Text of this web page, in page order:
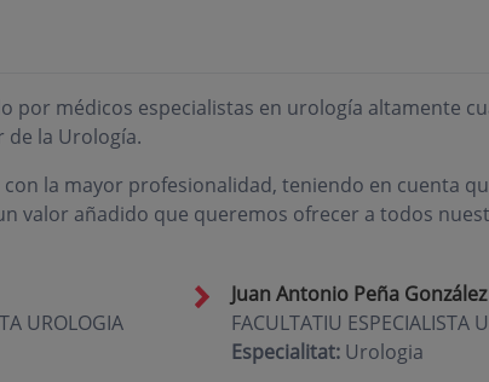
por médicos especialistas en urología altamente
de la Urología.
la mayor profesionalidad, teniendo en cuenta
valor añadido que queremos ofrecer a todos
UROLOGIA
Juan Antonio Peña González
FACULTATIU ESPECIALISTA
Especialitat: Urologia